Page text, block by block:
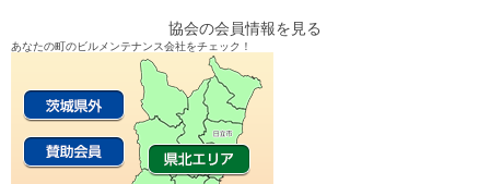
ー
ン
協会の会員情報を見る
あなたの町のビルメンテナンス会社をチェック！